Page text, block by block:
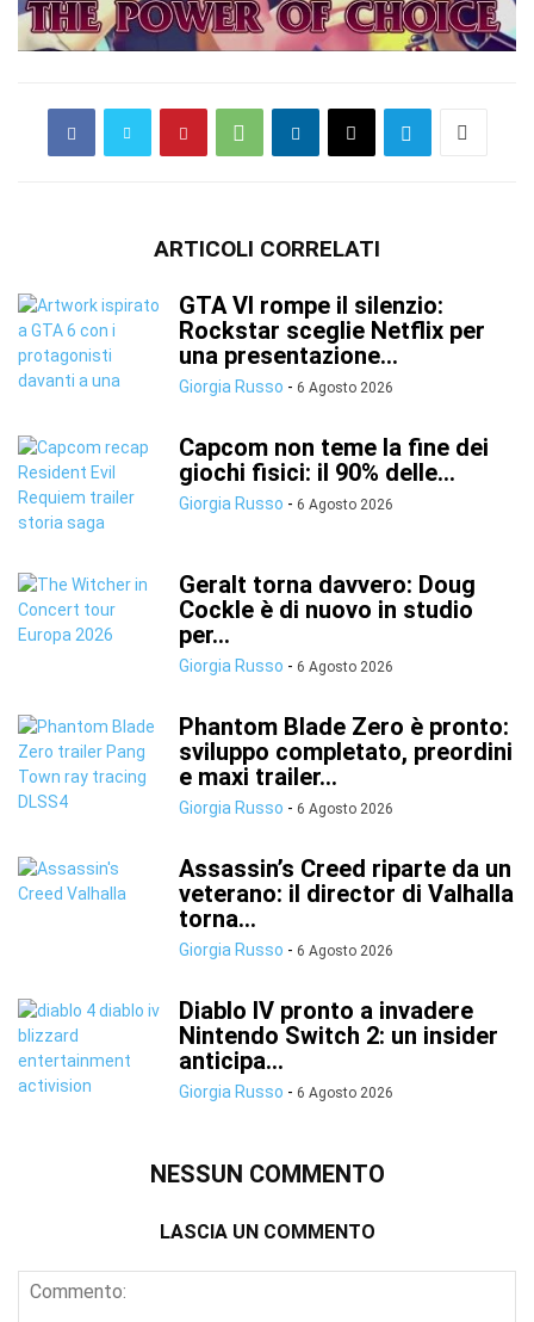
ARTICOLI CORRELATI
GTA VI rompe il silenzio:
Rockstar sceglie Netflix per
una presentazione...
Giorgia Russo - 6 Agosto 2026
Capcom non teme la fine dei
giochi fisici: il 90% delle...
Giorgia Russo - 6 Agosto 2026
Geralt torna davvero: Doug
Cockle è di nuovo in studio
per...
Giorgia Russo - 6 Agosto 2026
Phantom Blade Zero è pronto:
sviluppo completato, preordini
e maxi trailer...
Giorgia Russo - 6 Agosto 2026
Assassin’s Creed riparte da un
veterano: il director di Valhalla
torna...
Giorgia Russo - 6 Agosto 2026
Diablo IV pronto a invadere
Nintendo Switch 2: un insider
anticipa...
Giorgia Russo - 6 Agosto 2026
NESSUN COMMENTO
LASCIA UN COMMENTO